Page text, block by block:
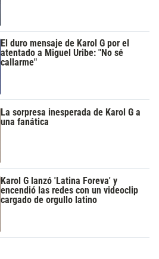
El duro mensaje de Karol G por el
atentado a Miguel Uribe: "No sé
callarme"
La sorpresa inesperada de Karol G a
una fanática
Karol G lanzó 'Latina Foreva' y
encendió las redes con un videoclip
cargado de orgullo latino